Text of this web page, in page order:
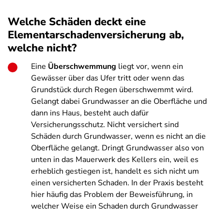
Welche Schäden deckt eine
Elementarschadenversicherung ab,
welche nicht?
Eine Überschwemmung liegt vor, wenn ein
Gewässer über das Ufer tritt oder wenn das
Grundstück durch Regen überschwemmt wird.
Gelangt dabei Grundwasser an die Oberfläche und
dann ins Haus, besteht auch dafür
Versicherungsschutz. Nicht versichert sind
Schäden durch Grundwasser, wenn es nicht an die
Oberfläche gelangt. Dringt Grundwasser also von
unten in das Mauerwerk des Kellers ein, weil es
erheblich gestiegen ist, handelt es sich nicht um
einen versicherten Schaden. In der Praxis besteht
hier häufig das Problem der Beweisführung, in
welcher Weise ein Schaden durch Grundwasser